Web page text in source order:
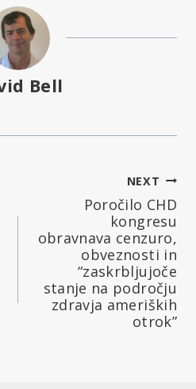
Bell
NEXT
Poročilo CHD
kongresu
obravnava cenzuro,
obveznosti in
“zaskrbljujoče
stanje na področju
zdravja ameriških
otrok”